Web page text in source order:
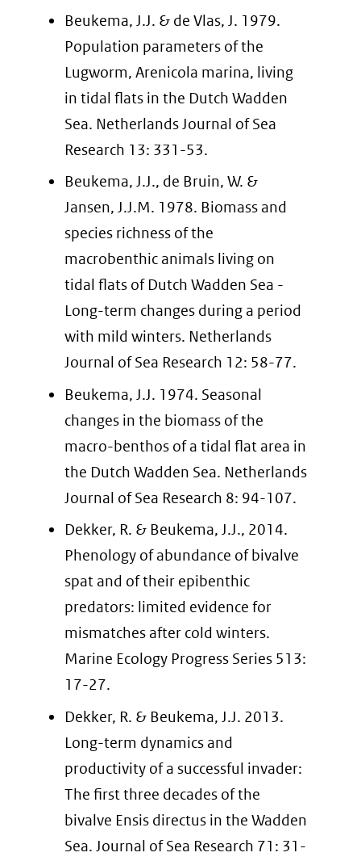
Beukema, J.J. & de Vlas, J. 1979.
Population parameters of the
Lugworm, Arenicola marina, living
in tidal flats in the Dutch Wadden
Sea. Netherlands Journal of Sea
Research 13: 331-53.
Beukema, J.J., de Bruin, W. &
Jansen, J.J.M. 1978. Biomass and
species richness of the
macrobenthic animals living on
tidal flats of Dutch Wadden Sea -
Long-term changes during a period
with mild winters. Netherlands
Journal of Sea Research 12: 58-77.
Beukema, J.J. 1974. Seasonal
changes in the biomass of the
macro-benthos of a tidal flat area in
the Dutch Wadden Sea. Netherlands
Journal of Sea Research 8: 94-107.
Dekker, R. & Beukema, J.J., 2014.
Phenology of abundance of bivalve
spat and of their epibenthic
predators: limited evidence for
mismatches after cold winters.
Marine Ecology Progress Series 513:
17-27.
Dekker, R. & Beukema, J.J. 2013.
Long-term dynamics and
productivity of a successful invader:
The first three decades of the
bivalve Ensis directus in the Wadden
Sea. Journal of Sea Research 71: 31-